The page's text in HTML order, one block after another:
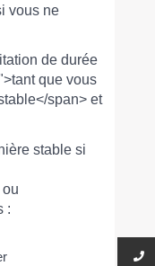
vous ne
de durée
que vous
span> et
stable si
: